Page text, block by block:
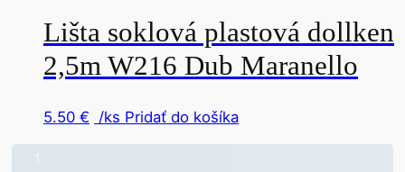
Lišta soklová plastová dollken
2,5m W216 Dub Maranello
5.50 € /ks Pridať do košíka
1